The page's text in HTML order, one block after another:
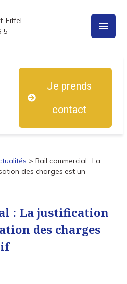
Eiffel
5
menu
Je prends
contact
> Bail commercial : La
des charges est un
: La justification
des charges